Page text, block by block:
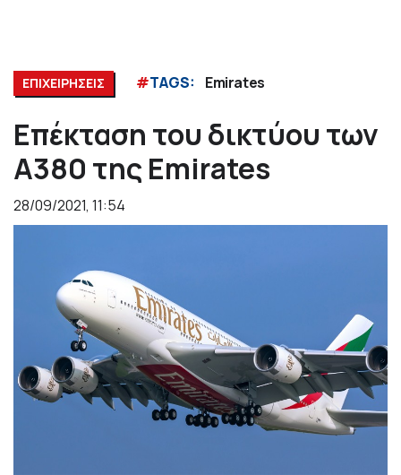
ΕΠΙΧΕΙΡΗΣΕΙΣ #TAGS: Emirates
Επέκταση του δικτύου των
Α380 της Emirates
28/09/2021, 11:54